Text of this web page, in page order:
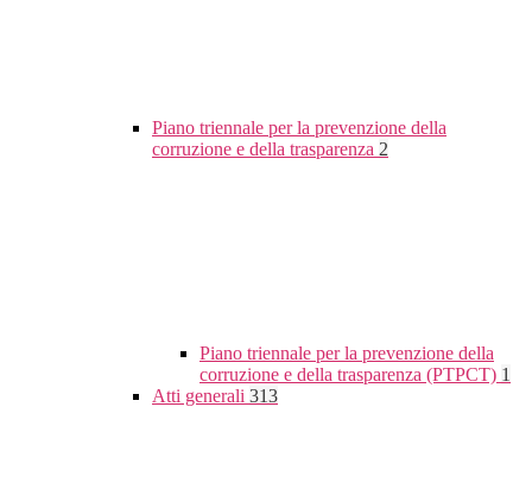
Piano triennale per la prevenzione della
corruzione e della trasparenza 2
Piano triennale per la prevenzione della
corruzione e della trasparenza (PTPCT) 1
Atti generali 313